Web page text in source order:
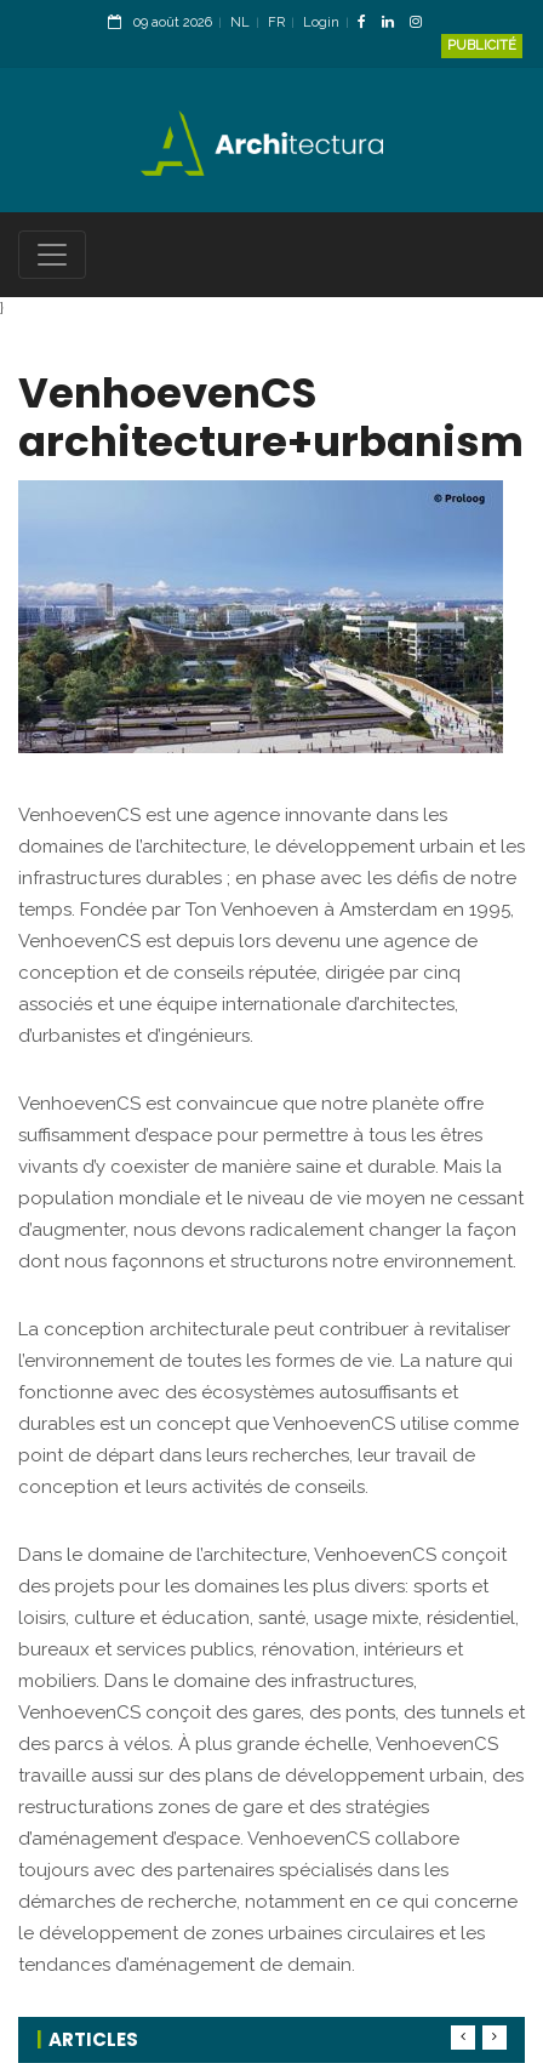
09 août 2026 NL FR
Login
PUBLICITÉ
}
VenhoevenCS
architecture+urbanism
VenhoevenCS est une agence innovante dans les
domaines de l’architecture, le développement urbain et les
infrastructures durables ; en phase avec les défis de notre
temps. Fondée par Ton Venhoeven à Amsterdam en 1995,
VenhoevenCS est depuis lors devenu une agence de
conception et de conseils réputée, dirigée par cinq
associés et une équipe internationale d’architectes,
d’urbanistes et d’ingénieurs.
VenhoevenCS est convaincue que notre planète offre
suffisamment d’espace pour permettre à tous les êtres
vivants d’y coexister de manière saine et durable. Mais la
population mondiale et le niveau de vie moyen ne cessant
d’augmenter, nous devons radicalement changer la façon
dont nous façonnons et structurons notre environnement.
La conception architecturale peut contribuer à revitaliser
l’environnement de toutes les formes de vie. La nature qui
fonctionne avec des écosystèmes autosuffisants et
durables est un concept que VenhoevenCS utilise comme
point de départ dans leurs recherches, leur travail de
conception et leurs activités de conseils.
Dans le domaine de l’architecture, VenhoevenCS conçoit
des projets pour les domaines les plus divers: sports et
loisirs, culture et éducation, santé, usage mixte, résidentiel,
bureaux et services publics, rénovation, intérieurs et
mobiliers. Dans le domaine des infrastructures,
VenhoevenCS conçoit des gares, des ponts, des tunnels et
des parcs à vélos. À plus grande échelle, VenhoevenCS
travaille aussi sur des plans de développement urbain, des
restructurations zones de gare et des stratégies
d’aménagement d’espace. VenhoevenCS collabore
toujours avec des partenaires spécialisés dans les
démarches de recherche, notamment en ce qui concerne
le développement de zones urbaines circulaires et les
tendances d’aménagement de demain.
ARTICLES